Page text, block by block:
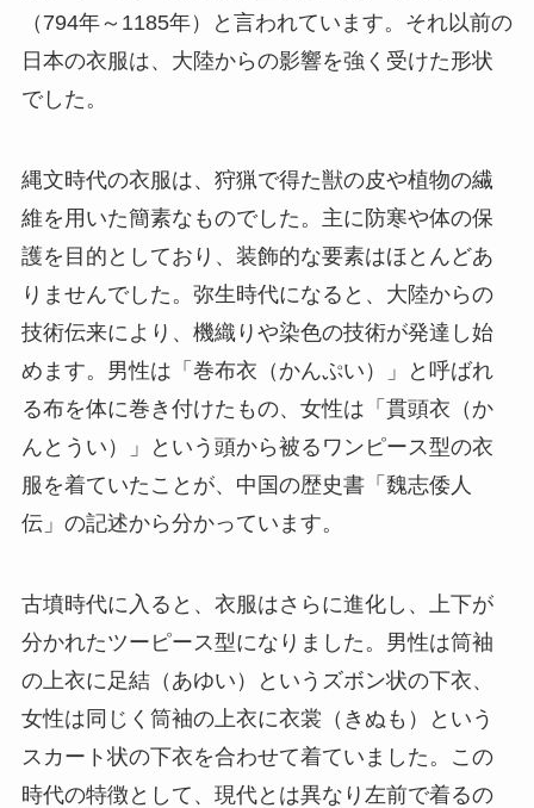
（794年～1185年）と言われています。それ以前の
日本の衣服は、大陸からの影響を強く受けた形状
でした。
縄文時代の衣服は、狩猟で得た獣の皮や植物の繊
維を用いた簡素なものでした。主に防寒や体の保
護を目的としており、装飾的な要素はほとんどあ
りませんでした。弥生時代になると、大陸からの
技術伝来により、機織りや染色の技術が発達し始
めます。男性は「巻布衣（かんぷい）」と呼ばれ
る布を体に巻き付けたもの、女性は「貫頭衣（か
んとうい）」という頭から被るワンピース型の衣
服を着ていたことが、中国の歴史書「魏志倭人
伝」の記述から分かっています。
古墳時代に入ると、衣服はさらに進化し、上下が
分かれたツーピース型になりました。男性は筒袖
の上衣に足結（あゆい）というズボン状の下衣、
女性は同じく筒袖の上衣に衣裳（きぬも）という
スカート状の下衣を合わせて着ていました。この
時代の特徴として、現代とは異なり左前で着るの